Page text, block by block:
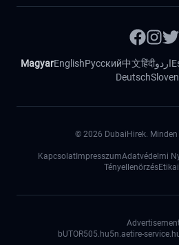
MagyarEnglishРусский中文हिंदीاردو
Deutsch
© 2026 DubaiHirek.
Kapcsolat ImpresszumAdatvédelmi
Tényellenörzés
bUTOR505.hu5n.aetire-